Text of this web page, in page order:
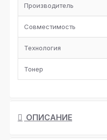
Производитель
Совместимость
Технология
Тонер
ОПИСАНИЕ